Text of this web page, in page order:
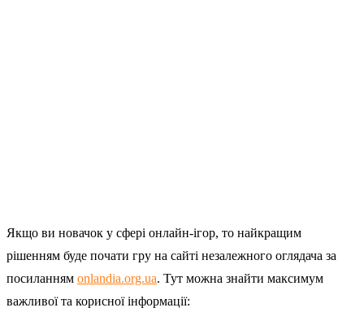
Якщо ви новачок у сфері онлайн-ігор, то найкращим
рішенням буде почати гру на сайті незалежного оглядача за
посиланням onlandia.org.ua. Тут можна знайти максимум
важливої та корисної інформації: